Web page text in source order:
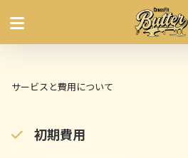
サービスと費用について
初期費用